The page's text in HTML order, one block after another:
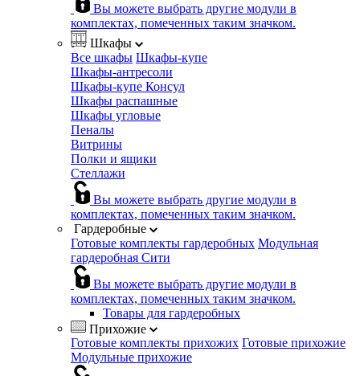
Вы можете выбрать другие модули в
комплектах, помеченных таким значком.
Шкафы
Все шкафы Шкафы-купе
Шкафы-антресоли
Шкафы-купе Консул
Шкафы распашные
Шкафы угловые
Пеналы
Витрины
Полки и ящики
Стеллажи
Вы можете выбрать другие модули в
комплектах, помеченных таким значком.
Гардеробные
Готовые комплекты гардеробных Модульная
гардеробная Сити
Вы можете выбрать другие модули в
комплектах, помеченных таким значком.
Товары для гардеробных
Прихожие
Готовые комплекты прихожих Готовые прихожие
Модульные прихожие